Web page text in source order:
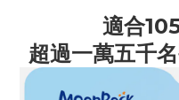
適合
超過一萬五千